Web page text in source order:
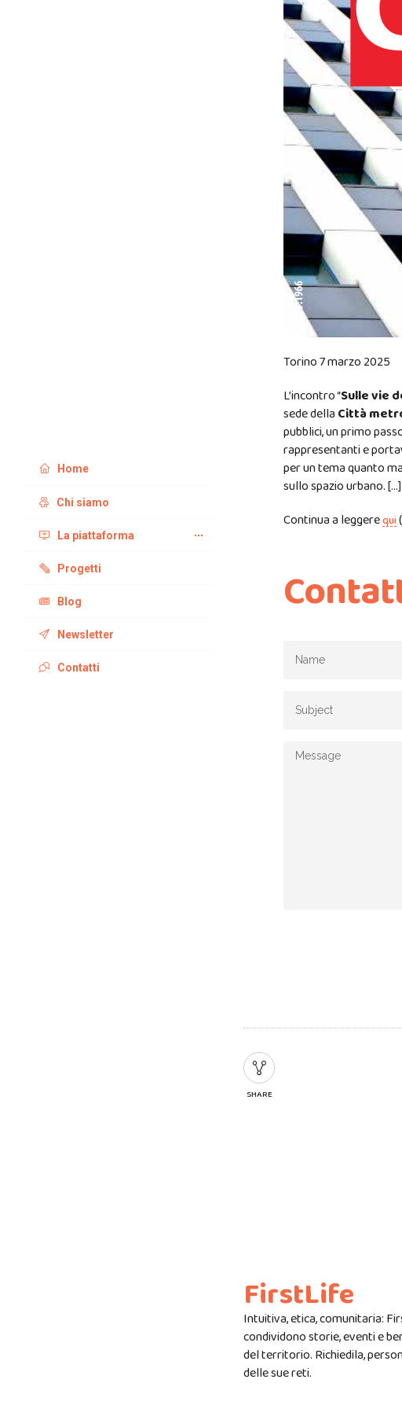
Home
Chi siamo
La piattaforma
Progetti
Blog
Newsletter
Contatti
Torino 7 marzo 2025
L’incontro “Sulle vie
sede della Città
pubblici, un primo
rappresentanti e
per un tema quanto
sullo spazio urbano. […]
Continua a leggerequi
SHARE
FirstLife
Intuitiva, etica, comunitaria:
condividono storie, eventi e
del territorio. Richiedila,
delle sue reti.